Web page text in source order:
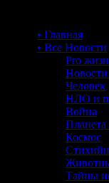
• Главная
• Все Новости
Pro
Новости
Человек
НЛО и
Война
Планета
Космос
Тайны